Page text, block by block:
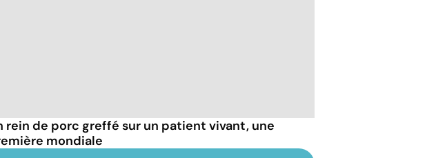
rein de porc greffé sur un patient vivant, une
mondiale